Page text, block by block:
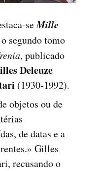
seMille
segundo tomo
, publicado
Deleuze
(1930-1992).
objetos ou de
de datas e a
Gilles
recusando o